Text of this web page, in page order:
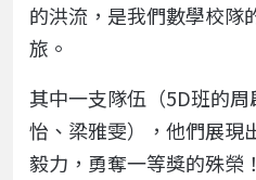
的洪流，是我們數學校隊
旅。
其中一支隊伍（5D班的
怡、梁雅雯），他們展現
毅力，勇奪一等獎的殊榮